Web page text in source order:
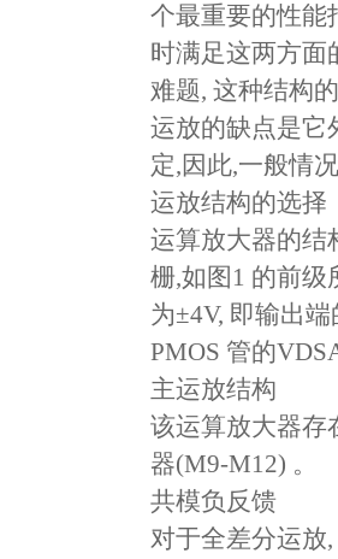
个最重要的性能
时满足这两方面
难题, 这种结构
运放的缺点是它
定,因此,一般情
运放结构的选择
运算放大器的结
栅,如图1 的前
为±4V, 即输出
PMOS 管的
主运放结构
该运算放大器存
器(M9-M12) 。
共模负反馈
对于全差分运